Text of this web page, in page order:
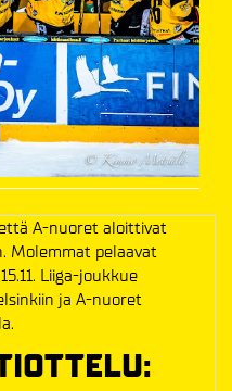
A-nuoret aloittivat
Molemmat pelaavat
Liiga-joukkue
ja A-nuoret